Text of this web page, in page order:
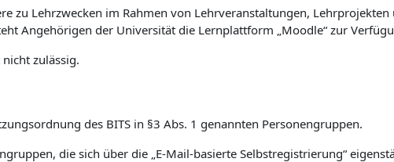
zu Lehrzwecken im Rahmen von Lehrveranstaltungen,
Angehörigen der Universität die Lernplattform „Moodle“ zur
zulässig.
des BITS in §3 Abs. 1 genannten Personengruppen.
die sich über die „E-Mail-basierte Selbstregistrierung“